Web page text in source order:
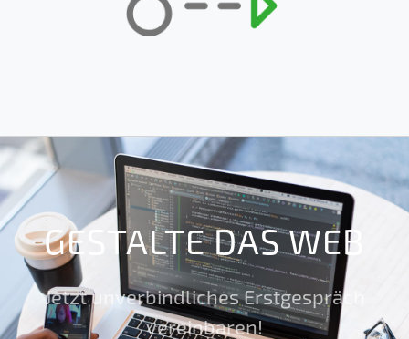
GESTALTE DAS WEB
Jetzt unverbindliches Erstgespräch
vereinbaren!